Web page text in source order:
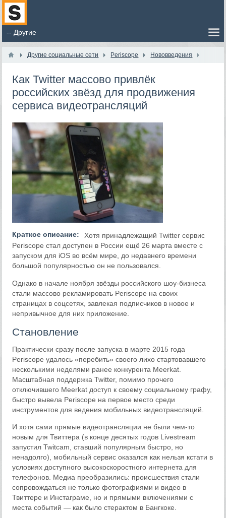
Другие социальные сети Periscope Нововведения
Как Twitter массово привлёк
российских звёзд для продвижения
сервиса видеотрансляций
Краткое описание:
Хотя принадлежащий Twitter сервис
Periscope стал доступен в России ещё 26 марта вместе с
запуском для iOS во всём мире, до недавнего времени
большой популярностью он не пользовался.
Однако в начале ноября звёзды российского шоу-бизнеса
стали массово рекламировать Periscope на своих
страницах в соцсетях, завлекая подписчиков в новое и
непривычное для них приложение.
Становление
Практически сразу после запуска в марте 2015 года
Periscope удалось «перебить» своего лихо стартовавшего
несколькими неделями ранее конкурента Meerkat.
Масштабная поддержка Twitter, помимо прочего
отключившего Meerkat доступ к своему социальному графу,
быстро вывела Periscope на первое место среди
инструментов для ведения мобильных видеотрансляций.
И хотя сами прямые видеотрансляции не были чем-то
новым для Твиттера (в конце десятых годов Livestream
запустил Twitcam, ставший популярным быстро, но
ненадолго), мобильный сервис оказался как нельзя кстати в
условиях доступного высокоскоростного интернета для
телефонов. Медиа преобразились: происшествия стали
сопровождаться не только фотографиями и видео в
Твиттере и Инстаграме, но и прямыми включениями с
места событий — как было стерактом в Бангкоке.